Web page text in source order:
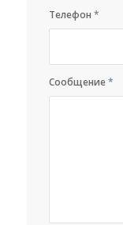
Телефон*
Сообщение*